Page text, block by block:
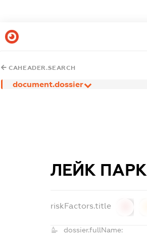
CAHEADER.SEARCH
document.dossier
ЛЕЙК ПАРК
riskFactors.title
dossier.fullName: